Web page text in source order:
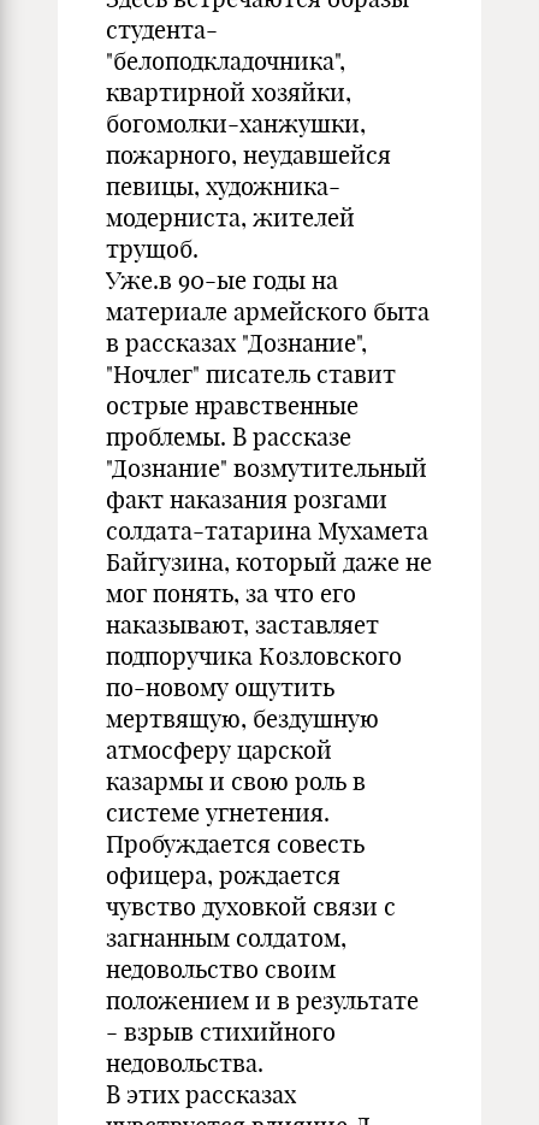
студента-
"белоподкладочника",
квартирной хозяйки,
богомолки-ханжушки,
пожарного, неудавшейся
певицы, художника-
модерниста, жителей
трущоб.
Уже.в 90-ые годы на
материале армейского быта
в рассказах "Дознание",
"Ночлег" писатель ставит
острые нравственные
проблемы. В рассказе
"Дознание" возмутительный
факт наказания розгами
солдата-татарина Мухамета
Байгузина, который даже не
мог понять, за что его
наказывают, заставляет
подпоручика Козловского
по-новому ощутить
мертвящую, бездушную
атмосферу царской
казармы и свою роль в
системе угнетения.
Пробуждается совесть
офицера, рождается
чувство духовкой связи с
загнанным солдатом,
недовольство своим
положением и в результате
- взрыв стихийного
недовольства.
В этих рассказах